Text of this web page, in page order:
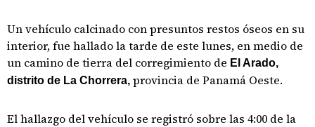
Un vehículo calcinado con presuntos restos óseos en su
interior, fue hallado la tarde de este lunes, en medio de
un camino de tierra del corregimiento de El Arado,
distrito de La Chorrera, provincia de Panamá Oeste.
El hallazgo del vehículo se registró sobre las 4:00 de la